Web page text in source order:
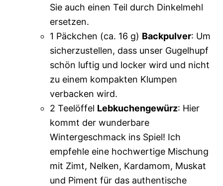
Sie auch einen Teil durch Dinkelmehl
ersetzen.
1 Päckchen (ca. 16 g) Backpulver: Um
sicherzustellen, dass unser Gugelhupf
schön luftig und locker wird und nicht
zu einem kompakten Klumpen
verbacken wird.
2 Teelöffel Lebkuchengewürz: Hier
kommt der wunderbare
Wintergeschmack ins Spiel! Ich
empfehle eine hochwertige Mischung
mit Zimt, Nelken, Kardamom, Muskat
und Piment für das authentische